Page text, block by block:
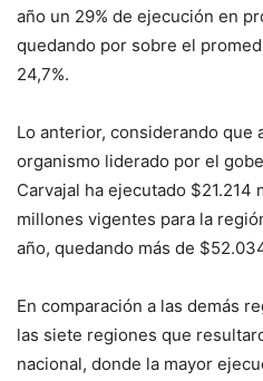
año un 29% de ejecución en
quedando por sobre el
24,7%.
Lo anterior, considerando que
organismo liderado por el
Carvajal ha ejecutado
millones vigentes para la
año, quedando más de
En comparación a las demás
las siete regiones que
nacional, donde la mayor